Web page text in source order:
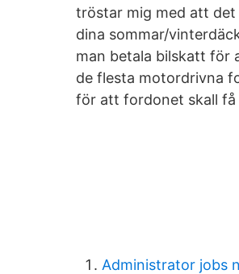
tröstar mig med att
dina sommar/
man betala bilskatt för
de flesta motordrivna
för att fordonet skall få
Administrator jobs